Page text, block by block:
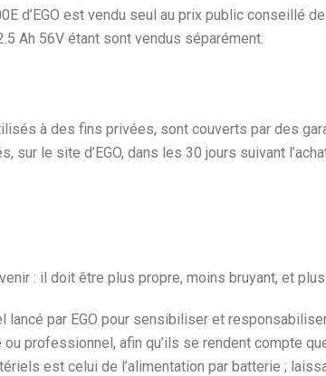
d’EGO est vendu seul au prix public conseillé
Ah 56V étant sont vendus séparément.
à des fins privées, sont couverts par des
sur le site d’EGO, dans les 30 jours suivant
: il doit être plus propre, moins bruyant, et plus
lancé par EGO pour sensibiliser et
professionnel, afin qu’ils se rendent compte
est celui de l’alimentation par batterie ;